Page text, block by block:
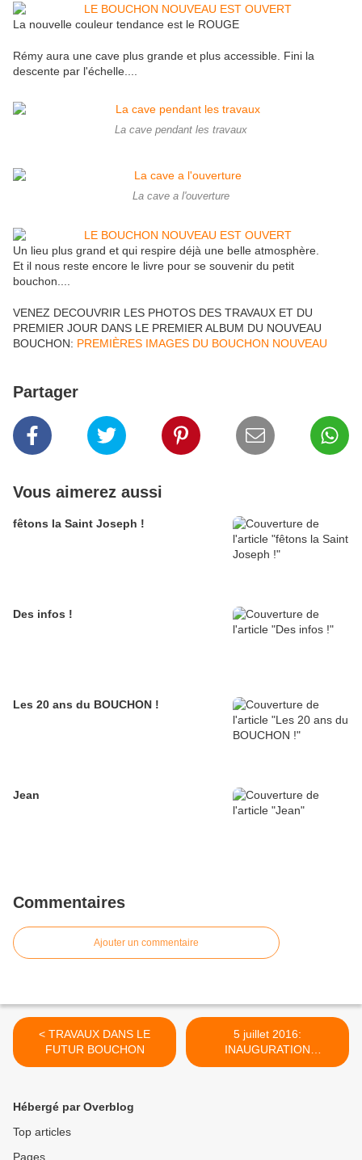
La nouvelle couleur tendance est le ROUGE
Rémy aura une cave plus grande et plus accessible. Fini la
descente par l'échelle....
La cave pendant les travaux
La cave a l'ouverture
Un lieu plus grand et qui respire déjà une belle atmosphère.
Et il nous reste encore le livre pour se souvenir du petit
bouchon....
VENEZ DECOUVRIR LES PHOTOS DES TRAVAUX ET DU
PREMIER JOUR DANS LE PREMIER ALBUM DU NOUVEAU
BOUCHON: PREMIÈRES IMAGES DU BOUCHON NOUVEAU
Partager
Vous aimerez aussi
fêtons la Saint Joseph !
Des infos !
Les 20 ans du BOUCHON !
Jean
Commentaires
Ajouter un commentaire
< TRAVAUX DANS LE
FUTUR BOUCHON
5 juillet 2016:
INAUGURATION
OFFICIELLE. >
Hébergé par Overblog
Top articles
Pages